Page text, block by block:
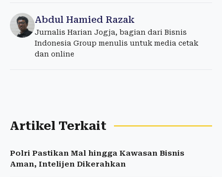
Abdul Hamied Razak
Jurnalis Harian Jogja, bagian dari Bisnis
Indonesia Group menulis untuk media cetak
dan online
Artikel Terkait
Polri Pastikan Mal hingga Kawasan Bisnis
Aman, Intelijen Dikerahkan